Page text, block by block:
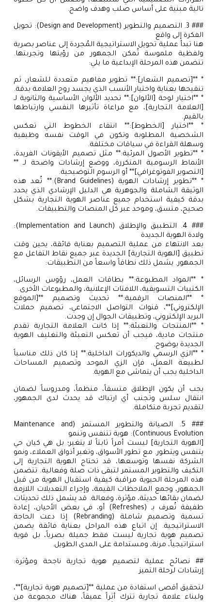
تالية مبنية على أساس صلب وهدف واضح.
### 3. التصميم والتطوير (Design and Development): تحويل
الفكرة إلى واقع
هنا تبدأ عملية تحويل الاستراتيجية المُجردة إلى عناصر بصرية
ولفظية ملموسة تُمكن الجمهور من رؤيتها وتجربتها.
تتضمن هذه المرحلة الإبداعية ما يلي:
* **[تصميم الشعار]:** تطوير مفاهيم متعددة للشعار، ثم
تنقيحها بعناية واختيار الأنسب الذي يجسد روح العلامة بدقة.
* **اختيار لوحة [الألوان]:** تحديد الألوان الأساسية والثانوية لـ
[العلامة التجارية]، مع مراعاة تأثيرها النفسي وارتباطها
بالقيم.
* **اختيار [الخطوط]:** انتقاء الخطوط التي تعكس
الشخصية المطلوبة وتكون في الوقت نفسه وظيفية
وسهلة القراءة في سياقات مختلفة.
* **تطوير الأصول المرئية:** مثل تصميم الأيقونات الفريدة،
الأنماط الرسومية المتكررة، ووضع إرشادات واضحة لـ **
[التصوير الفوتوغرافي]** أو الرسوم التوضيحية.
* **تطوير إرشادات الهوية (Brand Guidelines):** تُعد هذه
الوثيقة الشاملة والجوهرية هي الدليل الإرشادي الذي يحدد
بدقة كيفية استخدام جميع عناصر الهوية التجارية بشكل
صحيح، متسق، وموحد عبر كل المنصات والتطبيقات.
### 4. التطبيق والإطلاق (Implementation and Launch):
ولادة الهوية الجديدة
بعد الانتهاء من عملية التصميم بعناية فائقة، يحين وقت
تطبيق [الهوية التجارية] الجديدة عبر جميع نقاط التفاعل مع
الجمهور. يشمل ذلك نطاقاً واسعاً من التطبيقات:
* **المواد المطبوعة:** بطاقات العمل، رؤوس الرسائل،
الكتيبات التسويقية، اللافتات الإعلانية، والمطبوعات الأخرى.
* **المنصات الرقمية:** تحديث وتصميم **[الموقع
الإلكتروني]**، قنوات التواصل الاجتماعي، تصميم حملات
البريد الإلكتروني، وتطبيقات الجوال إن وجدت.
* **المنتجات والتعبئة:** إذا كانت العلامة التجارية تقدم
منتجات مادية، فيجب أن تعكس التعبئة والتغليف الهوية
الجديدة بوضوح.
* **الزي الرسمي والديكورات الداخلية:** إذا كان ذلك مناسباً
لطبيعة العمل، فإن الزي الموحد وتصميم المساحات
الداخلية يجب أن يتماشى مع الهوية.
يجب أن يكون الإطلاق متسقاً، منظماً، ومدروساً لضمان
انتقال سلس وتجنب أي ارتباك قد يحدث لدى الجمهور،
لتقديم تجربة متكاملة.
### 5. الصيانة والتطوير المستمر (Maintenance and
Continuous Evolution): هوية تتنفس وتنمو
[الهوية التجارية] ليست أمراً ثابتاً لا يتغير؛ بل هي كيان حي
يتنفس ويتطور. مع تطور الأسواق، وتغير أذواق العملاء، ونمو
الشركة نفسها وتوسعها، قد تحتاج الهوية التجارية إلى
التكيف والتطوير المستمر لتبقى ذات صلة وفعالية. تتضمن
هذه المرحلة الحيوية مراقبة كيفية استقبال الهوية من قبل
الجمهور، وجمع الملاحظات القيمة، وإجراء التعديلات اللازمة
لضمان بقائها حديثة، مؤثرة، وفعالة. قد يشمل ذلك تحديثات
طفيفة تُعرف بـ (Refreshes) أو، في بعض الأحيان، إعادة
تسمية وتصميم شاملة (Rebranding) إذا دعت الحاجة
الاستراتيجية. إن اتباع هذه المراحل بعناية فائقة يضمن
تصميم هوية تجارية ليست فقط جميلة بصرياً، بل قوية
استراتيجياً، مرنة، ومستدامة على المدى الطويل.
## نصائح عملية لتصميم هوية تجارية ناجحة ومؤثرة:
إرشادات لرحلة التميز
لتحقيق أقصى استفادة من عملية **[تصميم هوية تجارية]**،
ولبناء علامة تجارية تترك أثراً عميقاً، هناك مجموعة من